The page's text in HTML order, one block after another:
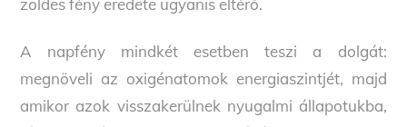
zöldes fény eredete ugyanis eltérő.
A napfény mindkét esetben teszi a dolgát:
megnöveli az oxigénatomok energiaszintjét, majd
amikor azok visszakerülnek nyugalmi állapotukba,